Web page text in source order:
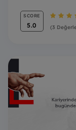
SCORE
5.0 (3